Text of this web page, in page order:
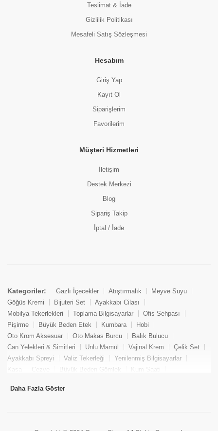
Teslimat & İade
Gizlilik Politikası
Mesafeli Satış Sözleşmesi
Hesabım
Giriş Yap
Kayıt Ol
Siparişlerim
Favorilerim
Müşteri Hizmetleri
İletişim
Destek Merkezi
Blog
Sipariş Takip
İptal / İade
Kategoriler: Gazlı İçecekler Atıştırmalık
Meyve Suyu
Göğüs Kremi
Bijuteri Set
Ayakkabı Cilası
Mobilya Tekerlekleri
Toplama Bilgisayarlar
Ofis Sehpası
Pişirme
Büyük Beden Etek Kumbara
Hobi
Oto Krom Aksesuar
Oto Makas Burcu
Balık Bulucu
Can Yelekleri & Simitleri
Unlu Mamül Vajinal Krem
Çelik Set
Ayakkabı Spreyi
Valiz Tekerleği
Yenilenmiş Bilgisayarlar
Kasa
Cezve Büyük Beden Gömlek
Kum Saati
Tekne Bağlama & Demirleme
Daha Fazla Göster